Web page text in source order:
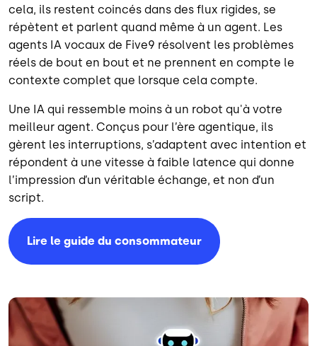
cela, ils restent coincés dans des flux rigides, se
répètent et parlent quand même à un agent. Les
agents IA vocaux de Five9 résolvent les problèmes
réels de bout en bout et ne prennent en compte le
contexte complet que lorsque cela compte.
Une IA qui ressemble moins à un robot qu'à votre
meilleur agent. Conçus pour l’ère agentique, ils
gèrent les interruptions, s’adaptent avec intention et
répondent à une vitesse à faible latence qui donne
l’impression d’un véritable échange, et non d’un
script.
Lire le guide du consommateur
Image